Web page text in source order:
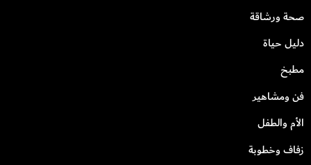
صحة ورشاقة
دليل حياة
مطبخ
فن ومشاهير
الأم والطفل
زفاف وخطوبة